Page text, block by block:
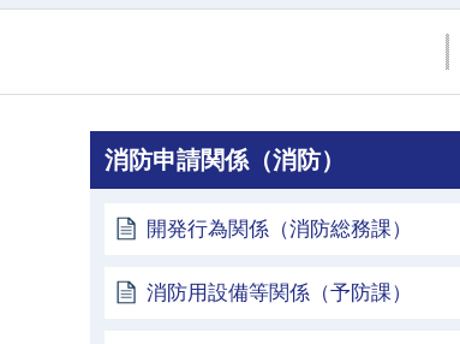
消防申請関係（消防）
開発行為関係（消防総務課）
消防用設備等関係（予防課）